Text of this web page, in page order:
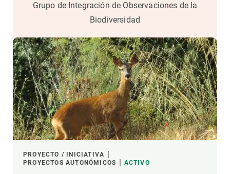
Grupo de Integración de Observaciones de la
Biodiversidad
PROYECTO / INICIATIVA
PROYECTOS AUTONÓMICOS
ACTIVO